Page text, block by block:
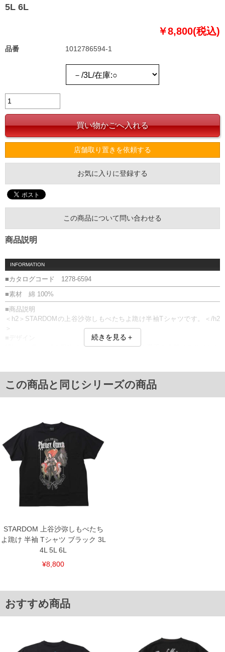
5L 6L
￥8,800(税込)
品番 1012786594-1
店舗取り置きを依頼する
お気に入りに登録する
この商品について問い合わせる
商品説明
INFORMATION
■カタログコード 1278-6594
■素材 綿 100%
■商品説明
＜h2＞STARDOMの上谷沙弥しもべたちよ跪け半袖Tシャツです。＜/h2
＞
"Phenex Queen"の愛称で人気を集める上谷沙弥選手を大胆にデザインし
バックには「Kneel Before the Phenex Queen（Phenex Queenの前で跪
・コットン100％使用
・やわらかく肌触りの良い素材
・デイリーに使いやすい程よい生地感
＝＝＝＝＝＝＝＝＝＝＝＝
透け感：無し
＝＝＝＝＝＝＝＝＝＝＝＝
サイズ/バスト/総丈/裾周り/肩幅/袖丈/アームホール/袖口
4L/130/80/130/58/25/64/44
5L/140/82/140/60/26/68/44
6L/150/84/150/62/27/72/46
※【返品交換について】
ご了承くださいませ。
※【ボトムの裾上げをご希望の場合】
尚、裾上げした商品は返品・交換不可となりますので、予めご了承下さい。
続きを見る＋
この商品と同じシリーズの商品
STARDOM 上谷沙弥しもべたち
よ跪け 半袖 Tシャツ ブラック 3L
4L 5L 6L
¥8,800
おすすめ商品